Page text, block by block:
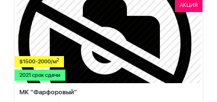
АКЦИЯ
$1500-2000/м2
2021 срок сдачи
МК "Фарфоровый"